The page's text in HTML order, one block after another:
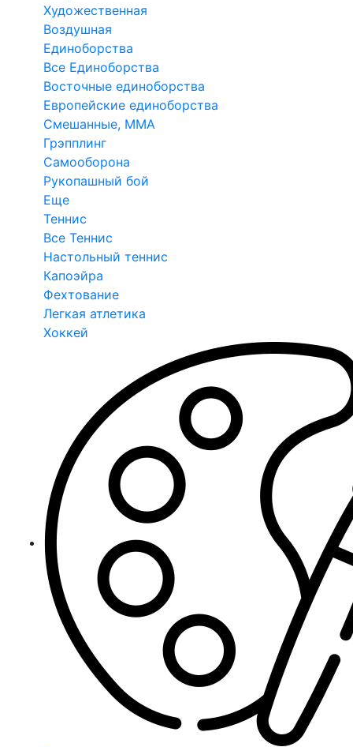
Художественная
Воздушная
Единоборства
Все Единоборства
Восточные единоборства
Европейские единоборства
Смешанные, ММА
Грэпплинг
Самооборона
Рукопашный бой
Еще
Теннис
Все Теннис
Настольный теннис
Капоэйра
Фехтование
Легкая атлетика
Хоккей